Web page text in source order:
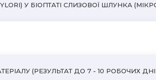
У БІОПТАТІ СЛИЗОВОЇ ШЛУНКА
(РЕЗУЛЬТАТ ДО 7 - 10 РОБОЧИХ